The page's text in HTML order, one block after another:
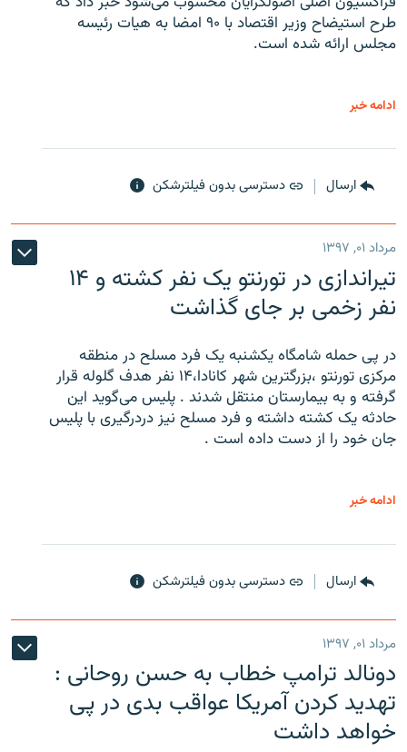
طرح استیضاح وزیر اقتصاد با ۹۰ امضا به هیات رئیسه
مجلس ارائه شده است.
ادامه خبر
ارسال دسترسی بدون فیلترشکن
مرداد ۰۱, ۱۳۹۷
تیراندازی در تورنتو یک نفر کشته و ۱۴
نفر زخمی بر جای گذاشت
در پی حمله شامگاه یکشنبه یک فرد مسلح در منطقه
مرکزی تورنتو ،‌بزرگترین شهر کانادا،۱۴ نفر هدف گلوله قرار
گرفته و به بیمارستان منتقل شدند . پلیس می‌گوید این
حادثه یک کشته داشته و فرد مسلح نیز دردرگیری با پلیس
جان خود را از دست داده است .
ادامه خبر
ارسال دسترسی بدون فیلترشکن
مرداد ۰۱, ۱۳۹۷
دونالد ترامپ خطاب به حسن روحانی :
تهدید کردن آمریکا عواقب بدی در پی
خواهد داشت